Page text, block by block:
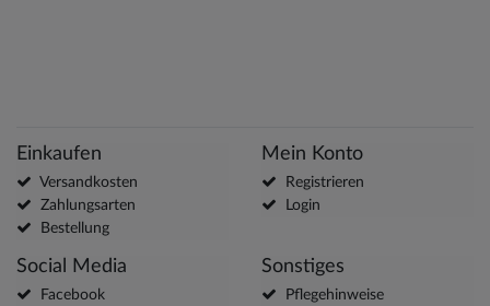
Einkaufen
Versandkosten
Zahlungsarten
Bestellung
Mein Konto
Registrieren
Login
Social Media
Facebook
Sonstiges
Pflegehinweise